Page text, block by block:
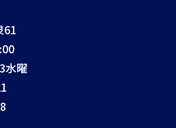
61
水曜